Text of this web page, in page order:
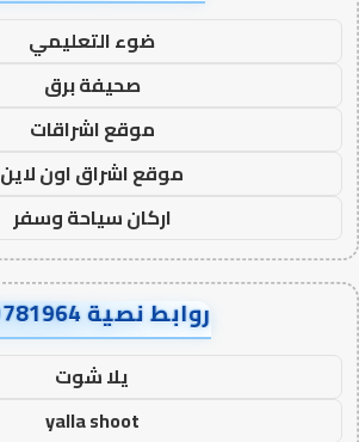
ضوء التعليمي
صحيفة برق
موقع اشراقات
موقع اشراق اون لاين
اركان سياحة وسفر
روابط نصية FD781964
يلا شوت
yalla shoot